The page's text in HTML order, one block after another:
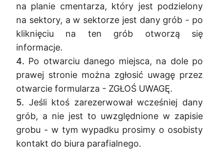
na planie cmentarza, który jest podzielony
na sektory, a w sektorze jest dany grób - po
kliknięciu na ten grób otworzą się
informacje.
4. Po otwarciu danego miejsca, na dole po
prawej stronie można zgłosić uwagę przez
otwarcie formularza - ZGŁOŚ UWAGĘ.
5. Jeśli ktoś zarezerwował wcześniej dany
grób, a nie jest to uwzględnione w zapisie
grobu - w tym wypadku prosimy o osobisty
kontakt do biura parafialnego.